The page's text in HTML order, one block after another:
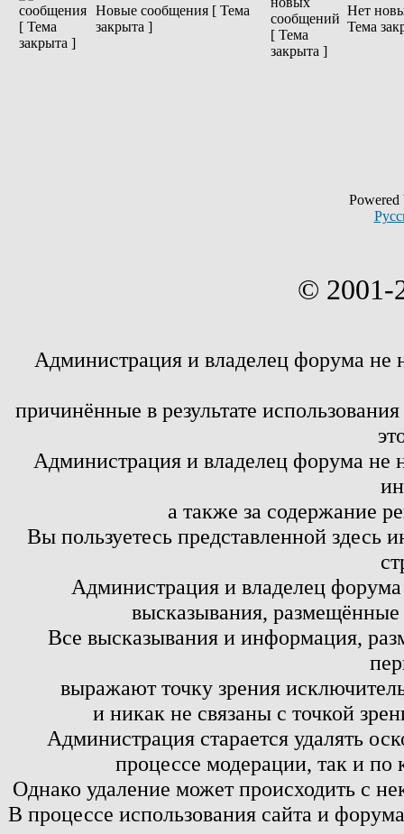
Новые сообщения [ Тема
закрыта ]
Нет
Тема
© 2001-
Администрация и владелец форума не
причинённые в результате
Администрация и владелец форума не
а также за содержание
Вы пользуетесь представленной здесь
Администрация и владелец
высказывания,
Все высказывания и информация,
выражают точку зрения
и никак не связаны с точкой
Администрация старается удалять
процессе модерации, так и по
Однако удаление может происходить с
В процессе использования сайта и